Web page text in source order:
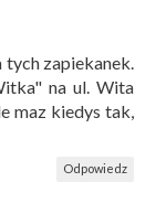
tych zapiekanek.
na ul. Wita
maz kiedys tak,
Odpowiedz